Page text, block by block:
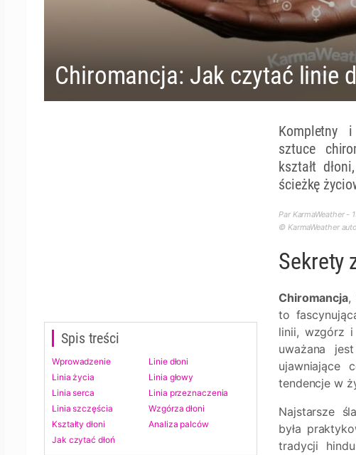
Chiromancja: Jak czytać linie
Spis treści
Wprowadzenie
Linie dłoni
Linia życia
Linia głowy
Linia serca
Linia przeznaczenia
Linia szczęścia
Wzgórza dłoni
Kształty dłoni
Analiza palców
Jak czytać dłoń
Kompletny
sztuce
kształt
ścieżkę
Par KarmaWeather -
© KarmaWeather
Sekrety
Chiromancja,
to
linii, wzgórz i
uważana
ujawniające
tendencje w
Najstarsze
była
tradycji